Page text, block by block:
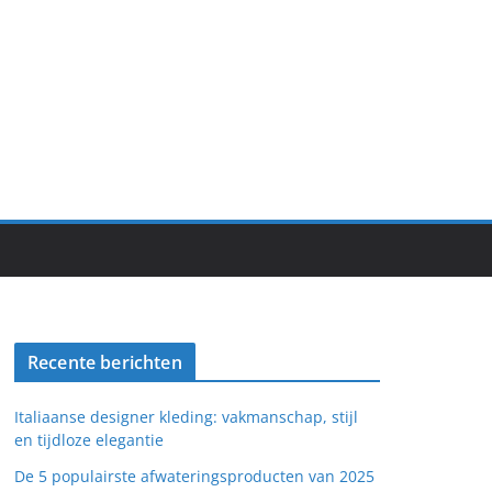
Recente berichten
Italiaanse designer kleding: vakmanschap, stijl
en tijdloze elegantie
De 5 populairste afwateringsproducten van 2025